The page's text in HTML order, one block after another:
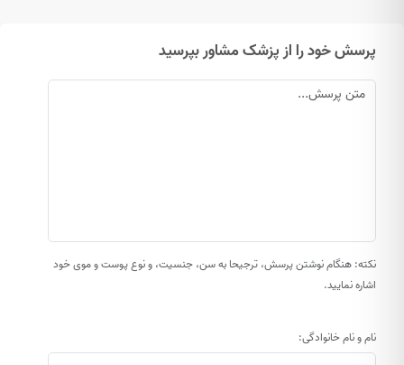
پرسش خود را از پزشک مشاور بپرسید
نکته: هنگام نوشتن پرسش، ترجیحا به سن، جنسیت، و نوع پوست و موی خود
اشاره نمایید.
نام و نام خانوادگی: